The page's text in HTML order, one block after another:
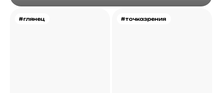
#глянец #точказрения